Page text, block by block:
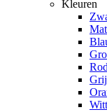
Kleuren